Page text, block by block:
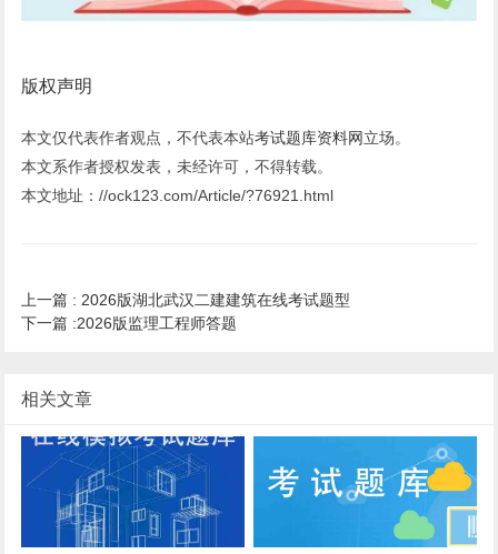
版权声明
本文仅代表作者观点，不代表本站考试题库资料网立场。
本文系作者授权发表，未经许可，不得转载。
本文地址：//ock123.com/Article/?76921.html
上一篇 : 2026版湖北武汉二建建筑在线考试题型
下一篇 :2026版监理工程师答题
相关文章